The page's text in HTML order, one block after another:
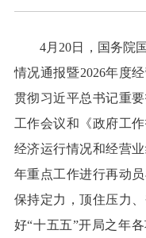
4月20日，国务院
情况通报暨2026年度
贯彻习近平总书记重
工作会议和《政府工
经济运行情况和经营
年重点工作进行再动
保持定力，顶住压力
好“十五五”开局之年